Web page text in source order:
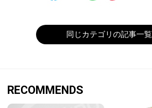
同じカテゴリの記事一覧
RECOMMENDS